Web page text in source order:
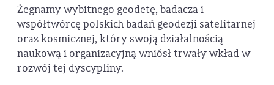
Żegnamy wybitnego geodetę, badacza i
współtwórcę polskich badań geodezji satelitarnej
oraz kosmicznej, który swoją działalnością
naukową i organizacyjną wniósł trwały wkład w
rozwój tej dyscypliny.